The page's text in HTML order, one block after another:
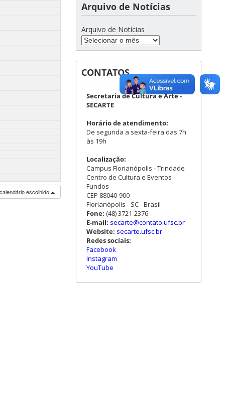
escolhido
Arquivo de Notícias
Arquivo de Notícias
CONTATOS
Secretaria de Cultura e Arte -
SECARTE
Horário de atendimento:
De segunda a sexta-feira das 7h
às 19h
Localização:
Campus Florianópolis - Trindade
Centro de Cultura e Eventos -
Fundos
CEP 88040-900
Florianópolis - SC - Brasil
Fone: (48) 3721-2376
E-mail: secarte@contato.ufsc.br
Website: secarte.ufsc.br
Redes sociais:
Facebook
Instagram
YouTube